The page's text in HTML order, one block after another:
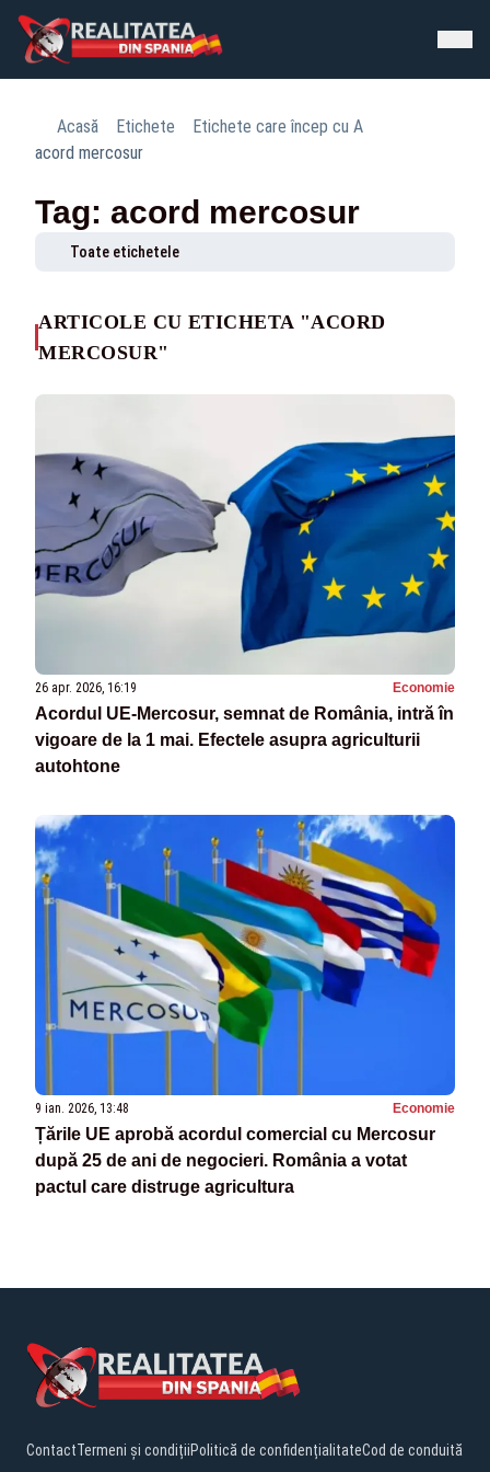
Acasă Etichete
Etichete care încep cu A
acord mercosur
Tag: acord mercosur
Toate etichetele
ARTICOLE CU ETICHETA "ACORD
MERCOSUR"
26 apr. 2026, 16:19 Economie
Acordul UE-Mercosur, semnat de România, intră în
vigoare de la 1 mai. Efectele asupra agriculturii
autohtone
9 ian. 2026, 13:48 Economie
Țările UE aprobă acordul comercial cu Mercosur
după 25 de ani de negocieri. România a votat
pactul care distruge agricultura
ContactTermeni și condițiiPolitică de confidențialitateCod de conduită